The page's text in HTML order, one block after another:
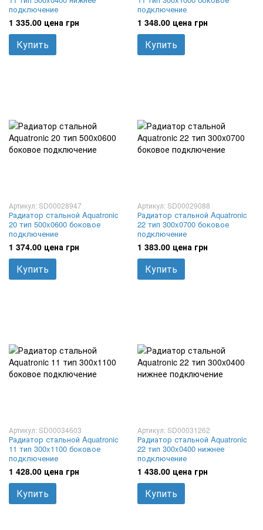
подключение
1 335.00 цена грн
Купить
подключение
1 348.00 цена грн
Купить
Артикул: SD00028947
Радиатор стальной Aquatronic
20 тип 500x0600 боковое
подключение
1 374.00 цена грн
Купить
Артикул: SD00029088
Радиатор стальной Aquatronic
22 тип 300x0700 боковое
подключение
1 383.00 цена грн
Купить
Артикул: SD00034603
Радиатор стальной Aquatronic
11 тип 300x1100 боковое
подключение
1 428.00 цена грн
Купить
Артикул: SD00031262
Радиатор стальной Aquatronic
22 тип 300x0400 нижнее
подключение
1 438.00 цена грн
Купить